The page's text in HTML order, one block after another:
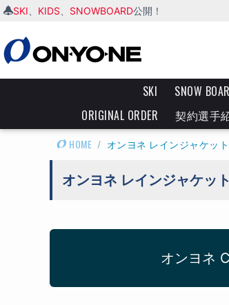
SKI KIDS SNOWBOARD公開！
SKI SNOW
ORIGINAL ORDER
契約選手
HOME / オンヨネ レインジャケッ
オンヨネ レインジャケッ
オンヨネ